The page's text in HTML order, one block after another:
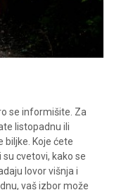
se informišite. Za
listopadnu ili
biljke. Koje ćete
cvetovi, kako se
lovor višnja i
vaš izbor može